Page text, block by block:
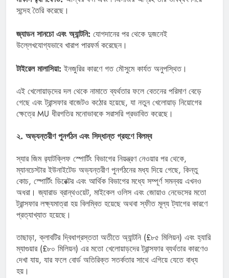
সন্দেহ তৈরি করেছে।
জ্যাডন সানচো এবং অ্যান্টনি: যোগদানের পর থেকে দুজনেই
উল্লেখযোগ্যভাবে খারাপ পারফর্ম করেছেন।
টাইরেল মালাসিয়া: ইনজুরির কারণে গত মৌসুমে কার্যত অনুপস্থিত।
এই খেলোয়াড়দের দল থেকে নামাতে ব্যর্থতার ফলে বেতনের পরিমাণ বেড়ে
গেছে এবং ট্রান্সফার বাজেটও কঠোর হয়েছে, যা নতুন খেলোয়াড় নিয়োগের
ক্ষেত্রে MU ধীরগতির মনোভাবকে সরাসরি প্রভাবিত করেছে।
২. অভ্যন্তরীণ পুনর্গঠন এবং সিদ্ধান্ত গ্রহণে বিলম্ব
স্যার জিম র‍্যাটক্লিফ স্পোর্টিং বিভাগের নিয়ন্ত্রণ নেওয়ার পর থেকে,
ম্যানচেস্টার ইউনাইটেড অভ্যন্তরীণ পুনর্গঠনের মধ্য দিয়ে গেছে, কিন্তু
কোচ, স্পোর্টিং ডিরেক্টর এবং আর্থিক বিভাগের মধ্যে সম্পূর্ণ সমন্বয় এখনও
অধরা। জ্যারাড ব্রান্থওয়েট, মাইকেল ওলিস এবং জোয়াও নেভেসের মতো
ট্রান্সফার লক্ষ্যমাত্রা হয় বিলম্বিত হয়েছে অথবা স্ফীত মূল্য ট্যাগের কারণে
প্রত্যাখ্যাত হয়েছে।
তাছাড়া, ক্লাবটির দ্বিধাগ্রস্ততা অতীতে অ্যান্টনি (£৮৫ মিলিয়ন) এবং হ্যারি
ম্যাগুয়ার (£৮০ মিলিয়ন) এর মতো খেলোয়াড়দের ট্রান্সফার ব্যর্থতার কারণেও
দেখা যায়, যার ফলে বোর্ড অতিরিক্ত সতর্কতার সাথে এগিয়ে যেতে বাধ্য
হয়।